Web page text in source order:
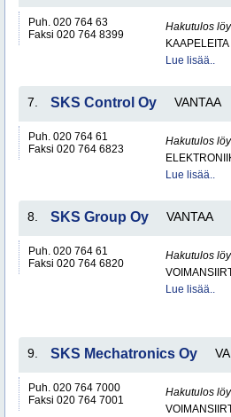
Puh. 020 764 63
Faksi 020 764 8399
Hakutulos
Lue lisää..
7. SKS Control Oy VANTAA
Puh. 020 764 61
Faksi 020 764 6823
Hakutulos
Lue lisää..
8. SKS Group Oy VANTAA
Puh. 020 764 61
Faksi 020 764 6820
Hakutulos
Lue lisää..
9. SKS Mechatronics Oy
Puh. 020 764 7000
Faksi 020 764 7001
Hakutulos